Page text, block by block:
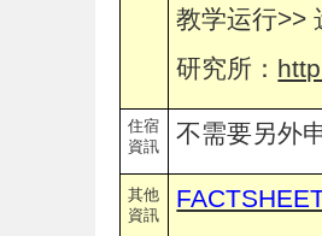
教学运行>>
研究所：
住宿
資訊
不需要另外
其他
資訊